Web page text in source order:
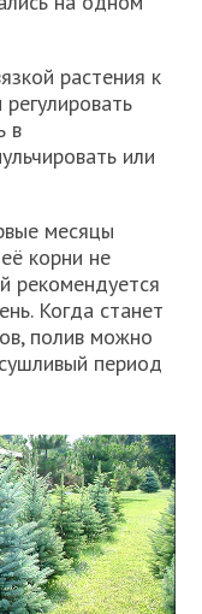
растения к
в
или
месяцы
корни не
рекомендуется
Когда станет
полив можно
период